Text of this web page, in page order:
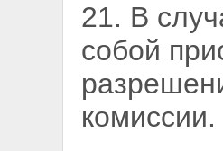
21. В
собой
комиссии.